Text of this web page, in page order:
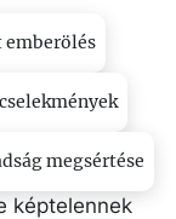
emberölés
megsértése
képtelennek